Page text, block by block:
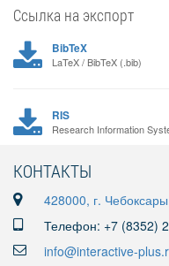
Ссылка на экспорт
BibTeX
LaTeX / BibTeX (.bib)
RIS
Research Information
КОНТАКТЫ
428000, г.
Телефон: +7 (8352)
info@interactive-